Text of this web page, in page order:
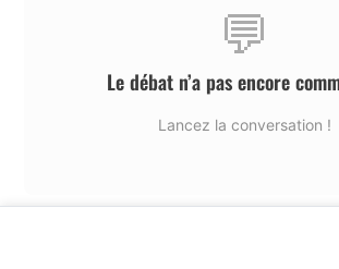
💬
Le débat n’a pas encore
Lancez la conversation !